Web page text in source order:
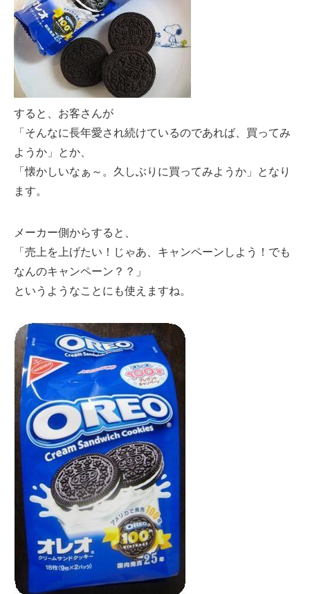
すると、お客さんが
「そんなに長年愛され続けているのであれば、買ってみ
ようか」とか、
「懐かしいなぁ～。久しぶりに買ってみようか」となり
ます。
メーカー側からすると、
「売上を上げたい！じゃあ、キャンペーンしよう！でも
なんのキャンペーン？？」
というようなことにも使えますね。